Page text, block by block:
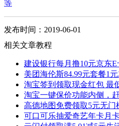
发布时间：2019-06-01
相关文章教程
建设银行每月撸10元京东E
美团海伦斯84.99元套餐1
淘宝签到领取现金红包 最
淘宝一键保价功能内侧，
高德地图免费领取5元无门
可口可乐抽爱奇艺年卡月